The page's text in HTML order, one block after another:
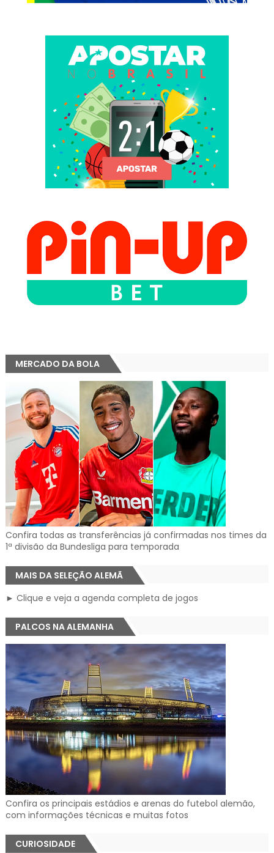
MERCADO DA BOLA
Confira todas as transferências já confirmadas nos times da
1ª divisão da Bundesliga para temporada
MAIS DA SELEÇÃO ALEMÃ
► Clique e veja a agenda completa de jogos
PALCOS NA ALEMANHA
Confira os principais estádios e arenas do futebol alemão,
com informações técnicas e muitas fotos
CURIOSIDADE